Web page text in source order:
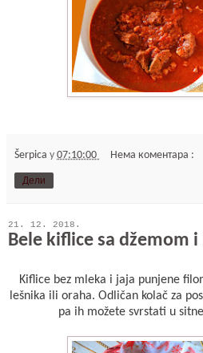
Šerpica у 07:10:00 Нема коментара :
Дели
21. 12. 2018.
Bele kiflice sa džemom
Kiflice bez mleka i jaja punjene
lešnika ili oraha. Odličan kolač za
pa ih možete svrstati u